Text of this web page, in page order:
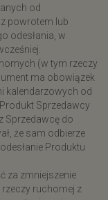
od
powrotem lub
odesłania, w
(w tym rzeczy
ma obowiązek
kalendarzowych od
Sprzedawcy
Sprzedawcę do
że sam odbierze
Produktu
za zmniejszenie
ruchomej z